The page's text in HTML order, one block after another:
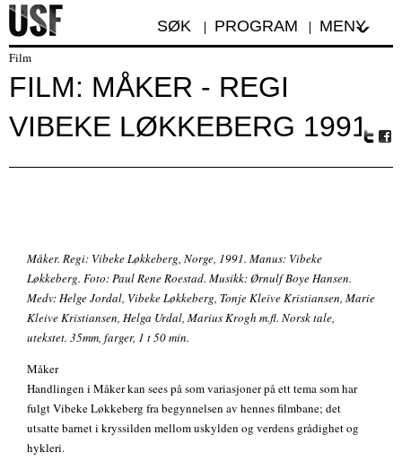
SØK PROGRAM MENY
Film
FILM: MÅKER - REGI
VIBEKE LØKKEBERG 1991
Måker. Regi: Vibeke Løkkeberg, Norge, 1991. Manus: Vibeke
Løkkeberg. Foto: Paul Rene Roestad. Musikk: Ørnulf Boye Hansen.
Medv: Helge Jordal, Vibeke Løkkeberg, Tonje Kleive Kristiansen, Marie
Kleive Kristiansen, Helga Urdal, Marius Krogh m.fl. Norsk tale,
utekstet. 35mm, farger, 1 t 50 min.
Måker
Handlingen i Måker kan sees på som variasjoner på ett tema som har
fulgt Vibeke Løkkeberg fra begynnelsen av hennes filmbane; det
utsatte barnet i kryssilden mellom uskylden og verdens grådighet og
hykleri.